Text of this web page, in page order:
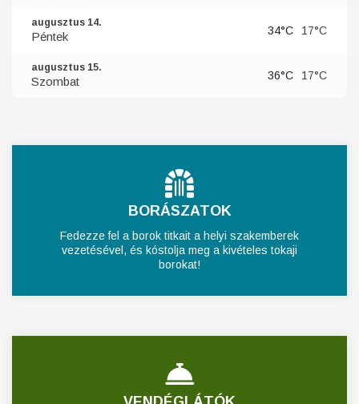
augusztus 14.
Péntek 34°C 17°C
augusztus 15.
Szombat 36°C 17°C
BORÁSZATOK
Fedezze fel a borok titkait a helyi szakemberek
vezetésével, és kóstolja meg a kivételes tokaji
borokat!